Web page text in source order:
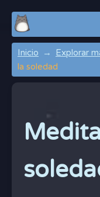
Inicio Explorar
la soledad